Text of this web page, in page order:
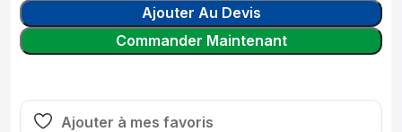
Ajouter Au Devis
Commander Maintenant
Ajouter à mes favoris